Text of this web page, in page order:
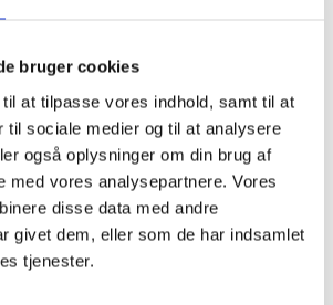
bruger cookies
at tilpasse vores indhold, samt til at
til sociale medier og til at analysere
også oplysninger om din brug af
med vores analysepartnere. Vores
disse data med andre
givet dem, eller som de har indsamlet
tjenester.
PROJEKTCASES
personale og patient